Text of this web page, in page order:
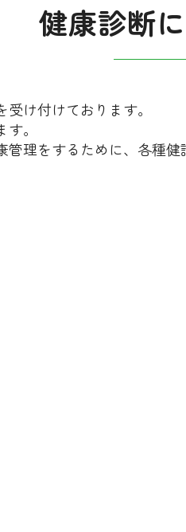
健康診断
け付けております。
。
理をするために、各種